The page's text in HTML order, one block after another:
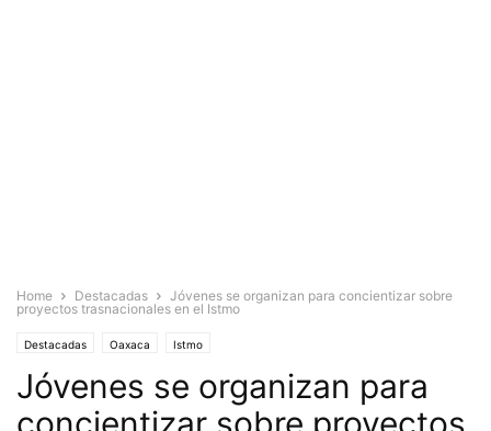
Home Destacadas
Jóvenes se organizan para concientizar sobre
proyectos trasnacionales en el Istmo
Destacadas Oaxaca Istmo
Jóvenes se organizan para